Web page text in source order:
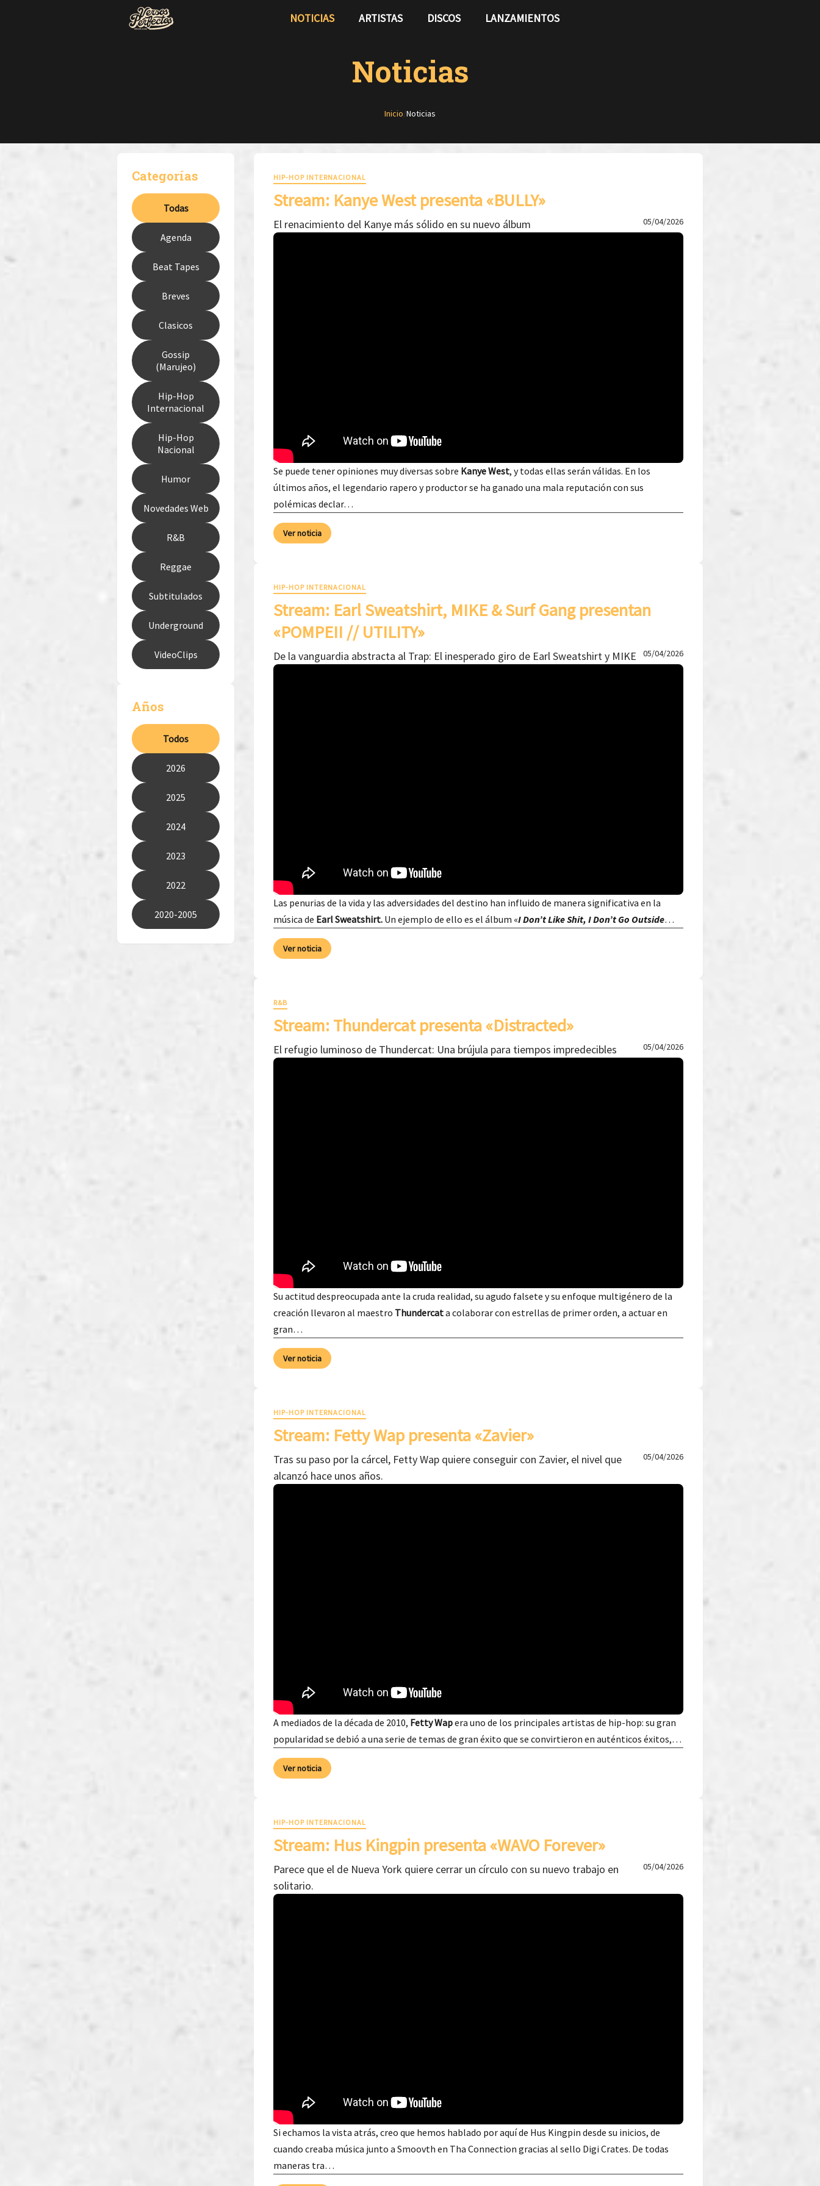
NOTICIAS ARTISTAS DISCOS LANZAMIENTOS
Noticias
Inicio/Noticias
Categorías
Todas
Agenda
Beat Tapes
Breves
Clasicos
Gossip
(Marujeo)
Hip-Hop
Internacional
Hip-Hop
Nacional
Humor
Novedades Web
R&B
Reggae
Subtitulados
Underground
VideoClips
Años
Todos
2026
2025
2024
2023
2022
2020-2005
HIP-HOP INTERNACIONAL
Stream: Kanye West presenta «BULLY»
El renacimiento del Kanye más sólido en su nuevo álbum 05/04/2026
Se puede tener opiniones muy diversas sobre Kanye West, y todas ellas serán válidas. En los
últimos años, el legendario rapero y productor se ha ganado una mala reputación con sus
polémicas declar…
Ver noticia
HIP-HOP INTERNACIONAL
Stream: Earl Sweatshirt, MIKE & Surf Gang presentan
«POMPEII // UTILITY»
De la vanguardia abstracta al Trap: El inesperado giro de Earl Sweatshirt y MIKE 05/04/2026
Las penurias de la vida y las adversidades del destino han influido de manera significativa en la
música de Earl Sweatshirt. Un ejemplo de ello es el álbum «I Don’t Like Shit, I Don’t Go Outside…
Ver noticia
R&B
Stream: Thundercat presenta «Distracted»
El refugio luminoso de Thundercat: Una brújula para tiempos impredecibles 05/04/2026
Su actitud despreocupada ante la cruda realidad, su agudo falsete y su enfoque multigénero de la
creación llevaron al maestro Thundercata colaborar con estrellas de primer orden, a actuar en
gran…
Ver noticia
HIP-HOP INTERNACIONAL
Stream: Fetty Wap presenta «Zavier»
Tras su paso por la cárcel, Fetty Wap quiere conseguir con Zavier, el nivel que
alcanzó hace unos años.
05/04/2026
A mediados de la década de 2010, Fetty Wapera uno de los principales artistas de hip-hop: su gran
popularidad se debió a una serie de temas de gran éxito que se convirtieron en auténticos éxitos,…
Ver noticia
HIP-HOP INTERNACIONAL
Stream: Hus Kingpin presenta «WAVO Forever»
Parece que el de Nueva York quiere cerrar un círculo con su nuevo trabajo en
solitario.
05/04/2026
Si echamos la vista atrás, creo que hemos hablado por aquí de Hus Kingpin desde su inicios, de
cuando creaba música junto a Smoovth en Tha Connection gracias al sello Digi Crates. De todas
maneras tra…